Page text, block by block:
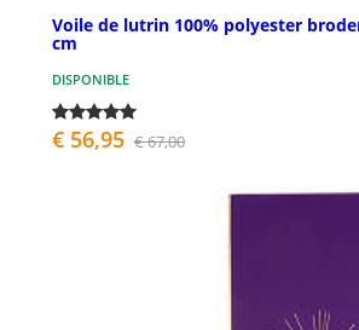
Voile de lutrin 100% polyester
cm
DISPONIBLE
€ 56,95 € 67,00